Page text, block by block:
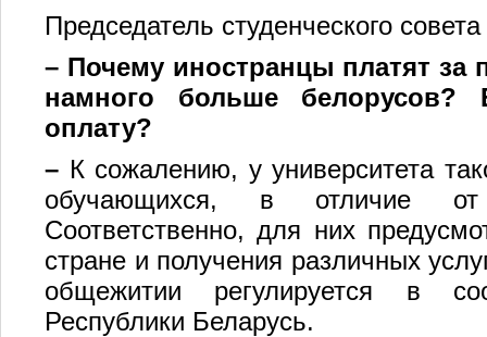
Председатель студенческого
– Почему иностранцы платят
намного больше белорусов?
оплату?
– К сожалению, у университета
обучающихся, в отличие от
Соответственно, для них
стране и получения различных
общежитии регулируется в
Республики Беларусь.